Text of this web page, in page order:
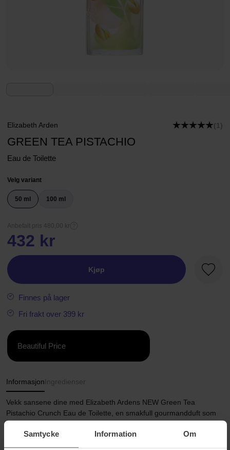
Samtycke Information Om
Elizabeth Arden (1)
GREEN TEA PISTACHIO
Eau de Toilette
Velg variant
50 ml 100 ml
Anbefalt pris 480,00 kr
432 kr
Kjøp
Finnes på lager
Fri frakt over 399 kr
Beautiful Price
Informasjon Ingredienser
Vekk sansene dine med Elizabeth Ardens NEW Green Tea
Pistachio Crunch Eau de Toilette, en smakfull gourmandduft som
heves av glitrende sitrus og myke blomster innhyllet i rik, varm
sødme. Denne smakfulle, lekne duften er en fryd for øyet med
noter av pistasjskall, italiensk bergamottolje, grønn te, heliotrop,